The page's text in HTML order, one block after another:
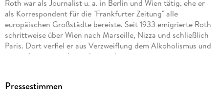
Roth war als Journalist u. a. in Berlin und Wien tätig, ehe er
als Korrespondent für die "Frankfurter Zeitung" alle
europäischen Großstädte bereiste. Seit 1933 emigrierte Roth
schrittweise über Wien nach Marseille, Nizza und schließlich
Paris. Dort verfiel er aus Verzweiflung dem Alkoholismus und
verstarb in einem Armenhospital.
Pressestimmen